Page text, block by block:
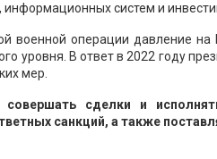
систем и
военной операции давление
уровня. В ответ в 2022 году
мер.
сделки и
санкций, а также